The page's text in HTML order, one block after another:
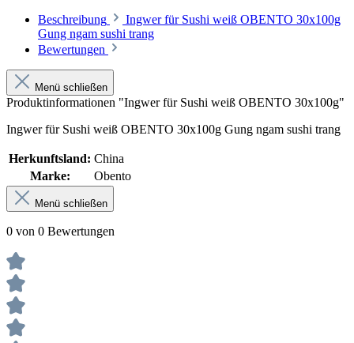
Beschreibung
Ingwer für Sushi weiß OBENTO 30x100g
Gung ngam sushi trang
Bewertungen
Menü schließen
Produktinformationen "Ingwer für Sushi weiß OBENTO 30x100g"
Ingwer für Sushi weiß OBENTO 30x100g Gung ngam sushi trang
Herkunftsland: China
Marke:
Obento
Menü schließen
0 von 0 Bewertungen